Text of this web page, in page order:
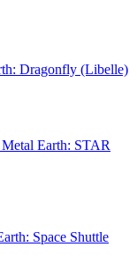
Dragonfly (Libelle)
Metal Earth: STAR
Space Shuttle